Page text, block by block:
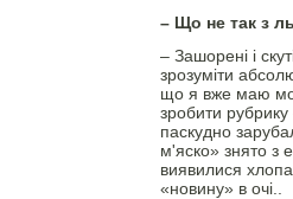
– Що не так з
– Зашорені і
зрозуміти
що я вже маю
зробити
паскудно
м'яско» знято з
виявилися
«новину» в очі..